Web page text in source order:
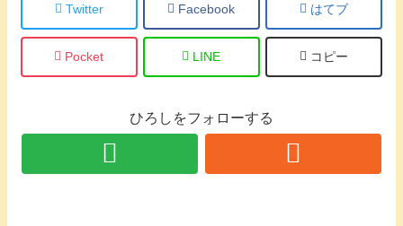
Twitter Facebook はてブ
Pocket LINE コピー
ひろしをフォローする